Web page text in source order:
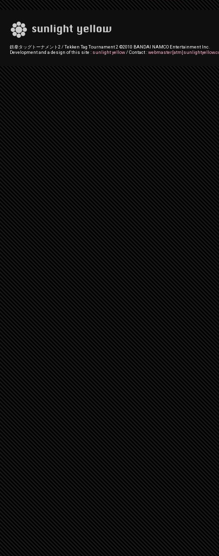
鉄拳タッグトーナメント2 / Tekken Tag Tournament 2 ©2010 BANDAI NAMCO Entertainment Inc.
Development and a design of this site : sunlight yellow/ Contact :